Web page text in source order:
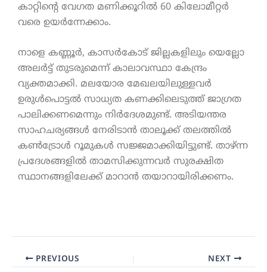
കാറ്റിന്റെ വേഗത മണിക്കൂറിൽ 60 കിലോമീറ്റർ
വരെ ഉയർന്നേക്കാം.
നാളെ കണ്ണൂർ, കാസർകോട് ജില്ലകളിലും യെല്ലോ
അലർട്ട് തുടരുമെന്ന് കാലാവസ്ഥാ കേന്ദ്രം
വ്യക്തമാക്കി. മലയോര മേഖലയിലുള്ളവർ
ഉരുൾപൊട്ടൽ സാധ്യത കണക്കിലെടുത്ത് ജാഗ്രത
പാലിക്കണമെന്നും നിർദേശമുണ്ട്. അടിയന്തര
സാഹചര്യങ്ങൾ നേരിടാൻ താലൂക്ക് തലത്തിൽ
കൺട്രോൾ റൂമുകൾ സജ്ജമാക്കിയിട്ടുണ്ട്. താഴ്ന്ന
പ്രദേശങ്ങളിൽ താമസിക്കുന്നവർ സുരക്ഷിത
സ്ഥാനങ്ങളിലേക്ക് മാറാൻ തയാറായിരിക്കണം.
PREVIOUS NEXT